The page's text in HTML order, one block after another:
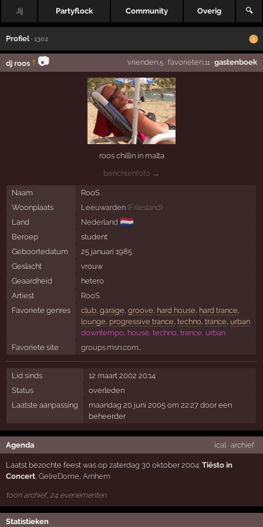
Jij Partyflock Community Overig 🔍
Profiel · 1302
dj roos † 📷 vrienden,5· favorieten,11· gastenboek
roos chillin in malta
berichtenfoto →
Naam
RooS
Woonplaats
Leeuwarden (Friesland)
Land
Nederland 🇳🇱
Beroep
student
Geboortedatum
25 januari 1985
Geslacht
vrouw
Geaardheid
hetero
Artiest
RooS
Favoriete genres
club, garage groove hard house hard trance
lounge progressive trance techno, trance urban
downtempo, house, techno, trance, urban
Favoriete site
groups.msn.com…
Lid sinds
12 maart 2002 20:14
Status
overleden
Laatste aanpassing
maandag 20 juni 2005 om 22:27 door een
beheerder
Agenda ical· archief
Laatst bezochte feest was op zaterdag 30 oktober 2004:Tiësto in
Concert,GelreDome,Arnhem
toon archief, 24 evenementen
Statistieken